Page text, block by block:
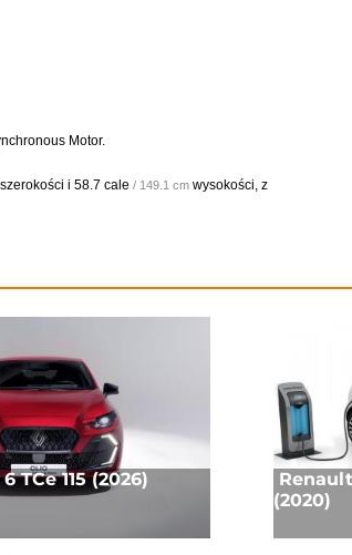
Motor.
szerokości i 58.7 cale / 149.1 cm wysokości, z
TCe 115 (2026)
(2020)